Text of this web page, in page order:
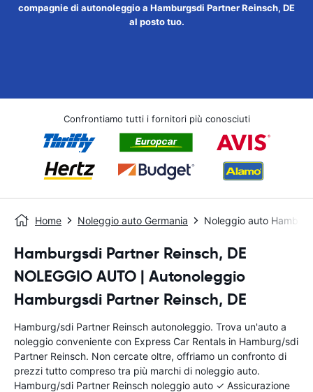
compagnie di autonoleggio a Hamburgsdi Partner Reinsch, DE
al posto tuo.
Confrontiamo tutti i fornitori più conosciuti
Home Noleggio auto Germania Noleggio auto
Hamburgsdi Partner Reinsch, DE
NOLEGGIO AUTO | Autonoleggio
Hamburgsdi Partner Reinsch, DE
Hamburg/sdi Partner Reinsch autonoleggio. Trova un'auto a
noleggio conveniente con Express Car Rentals in Hamburg/sdi
Partner Reinsch. Non cercate oltre, offriamo un confronto di
prezzi tutto compreso tra più marchi di noleggio auto.
Hamburg/sdi Partner Reinsch noleggio auto ✓ Assicurazione